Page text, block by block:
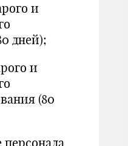
и
дней);
и
(80
персонала